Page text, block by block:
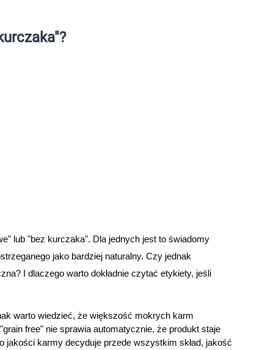
lub "bez kurczaka". Dla jednych jest to świadomy
jako bardziej naturalny. Czy jednak
I dlaczego warto dokładnie czytać etykiety, jeśli
warto wiedzieć, że większość mokrych karm
free" nie sprawia automatycznie, że produkt staje
jakości karmy decyduje przede wszystkim skład, jakość